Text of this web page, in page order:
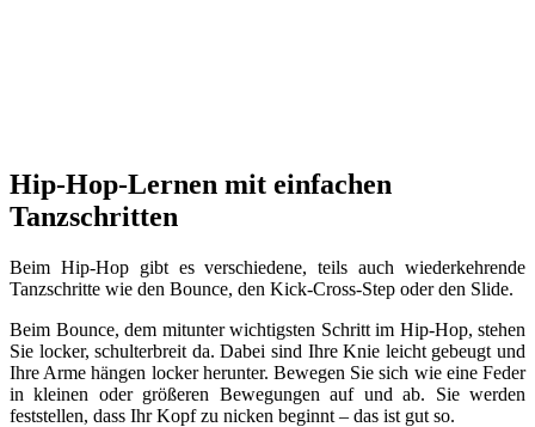
Hip-Hop-Lernen mit einfachen
Tanzschritten
Beim Hip-Hop gibt es verschiedene, teils auch wiederkehrende
Tanzschritte wie den Bounce, den Kick-Cross-Step oder den Slide.
Beim Bounce, dem mitunter wichtigsten Schritt im Hip-Hop, stehen
Sie locker, schulterbreit da. Dabei sind Ihre Knie leicht gebeugt und
Ihre Arme hängen locker herunter. Bewegen Sie sich wie eine Feder
in kleinen oder größeren Bewegungen auf und ab. Sie werden
feststellen, dass Ihr Kopf zu nicken beginnt – das ist gut so.